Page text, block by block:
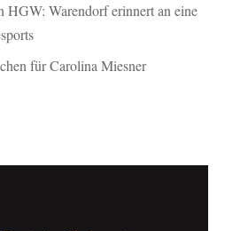
HGW: Warendorf erinnert an eine
für Carolina Miesner